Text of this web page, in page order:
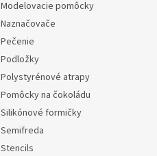
Modelovacie pomôcky
Naznačovače
Pečenie
Podložky
Polystyrénové atrapy
Pomôcky na čokoládu
Silikónové formičky
Semifreda
Stencils